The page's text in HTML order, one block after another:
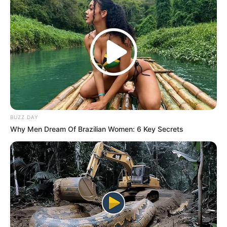
5. Beilagen-Ideen
Typische Beilagen sind Nachos, Salsa,
Guacamole oder ein frischerKrautsalat. Auch
ein kühles Bier oder eine Margarita passt
hervorragend dazu.
Warum dieses Rezept
alle begeistert
Das Schöne an Burritos ist ihre
Anpassungsfähigkeit. Jeder kann sie nach
eigenem Geschmack füllen – mit Fleisch,
BUZZ DAY
Why Men Dream Of Brazilian Women: 6 Key Secrets